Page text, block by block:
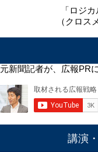
「ロジ
（クロス
元新聞記者が、広報PR
講演